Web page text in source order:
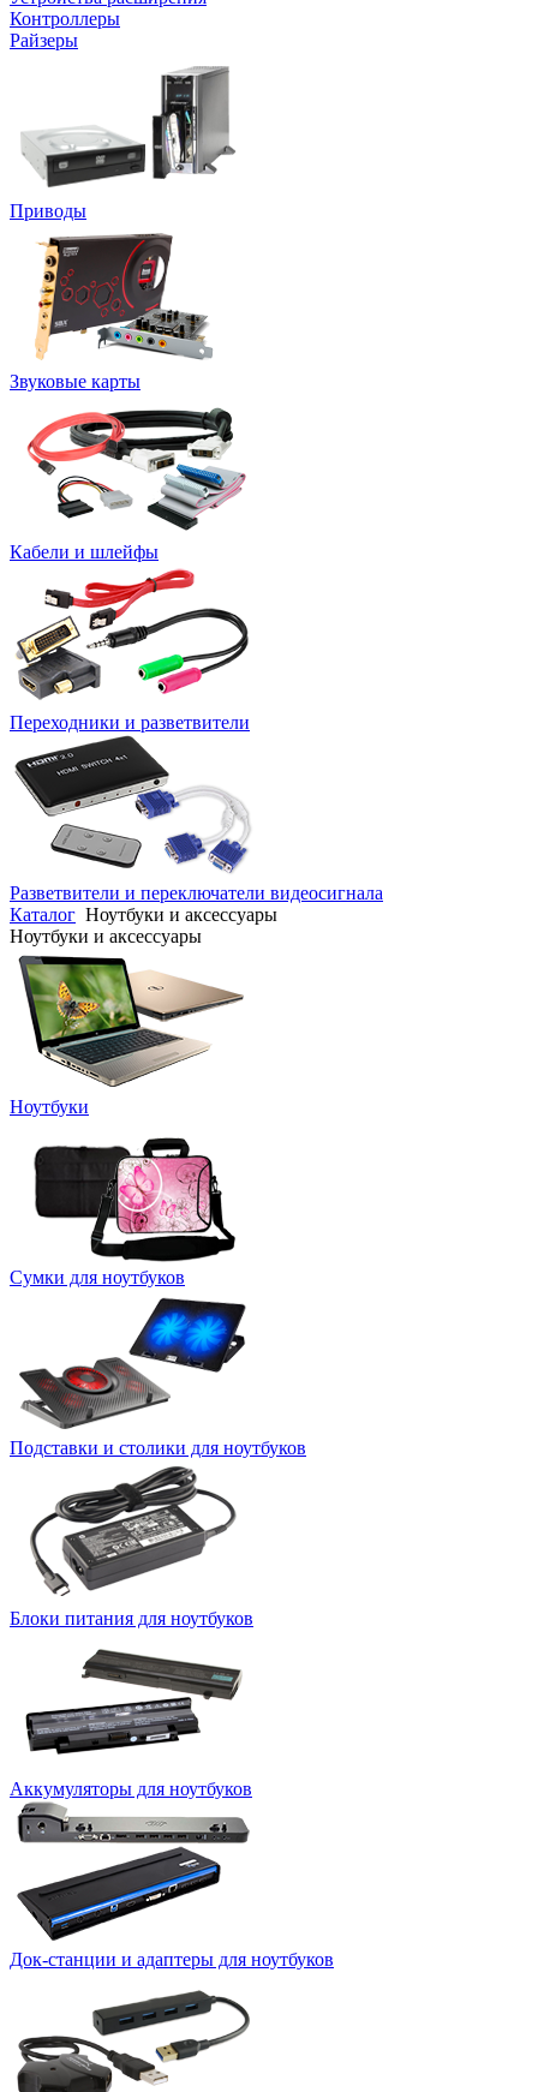
Контроллеры
Райзеры
Приводы
Звуковые карты
Кабели и шлейфы
Переходники и разветвители
Разветвители и переключатели видеосигнала
Каталог Ноутбуки и аксессуары
Ноутбуки и аксессуары
Ноутбуки
Сумки для ноутбуков
Подставки и столики для ноутбуков
Блоки питания для ноутбуков
Аккумуляторы для ноутбуков
Док-станции и адаптеры для ноутбуков